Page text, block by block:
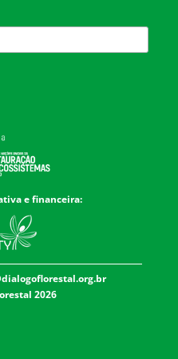
e financeira:
2026